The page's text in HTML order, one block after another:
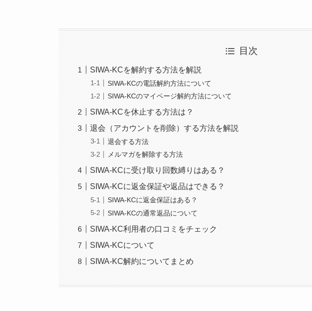
目次
SIWA-KCを解約する方法を解説
SIWA-KCの電話解約方法について
SIWA-KCのマイページ解約方法について
SIWA-KCを休止する方法は？
退会（アカウントを削除）する方法を解説
退会する方法
メルマガを解除する方法
SIWA-KCに受け取り回数縛りはある？
SIWA-KCに返金保証や返品はできる？
SIWA-KCに返金保証はある？
SIWA-KCの通常返品について
SIWA-KC利用者の口コミをチェック
SIWA-KCについて
SIWA-KC解約についてまとめ